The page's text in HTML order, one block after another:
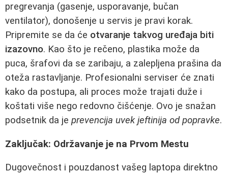
pregrevanja (gasenje, usporavanje, bučan
ventilator), donošenje u servis je pravi korak.
Pripremite se da će otvaranje takvog uređaja biti
izazovno. Kao što je rečeno, plastika može da
puca, šrafovi da se zaribaju, a zalepljena prašina da
oteža rastavljanje. Profesionalni serviser će znati
kako da postupa, ali proces može trajati duže i
koštati više nego redovno čišćenje. Ovo je snažan
podsetnik da je prevencija uvek jeftinija od popravke.
Zaključak: Održavanje je na Prvom Mestu
Dugovečnost i pouzdanost vašeg laptopa direktno